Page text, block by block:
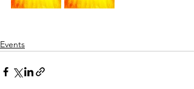
Events